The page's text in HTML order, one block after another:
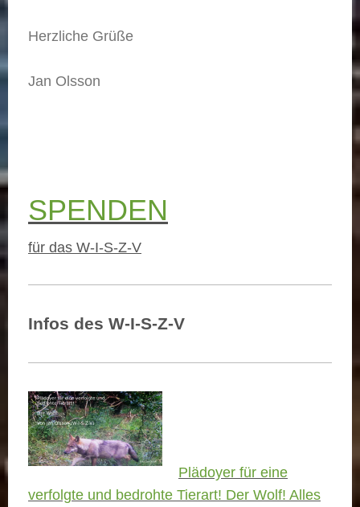
Herzliche Grüße
Jan Olsson
SPENDEN
für das W-I-S-Z-V
Infos des W-I-S-Z-V
Plädoyer für eine
verfolgte und bedrohte Tierart! Der Wolf! Alles